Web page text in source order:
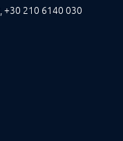
,+30 210 6140 030